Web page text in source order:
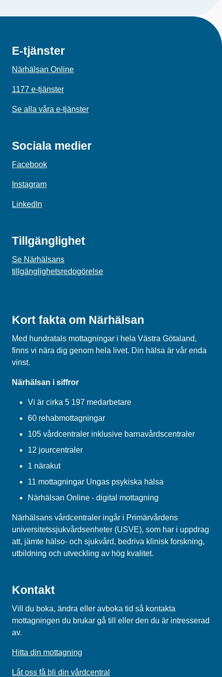
E-tjänster
Närhälsan Online
1177 e-tjänster
Se alla våra e-tjänster
Sociala medier
Facebook
Instagram
LinkedIn
Tillgänglighet
Se Närhälsans
tillgänglighetsredogörelse
Kort fakta om Närhälsan
Med hundratals mottagningar i hela Västra Götaland,
finns vi nära dig genom hela livet. Din hälsa är vår enda
vinst.
Närhälsan i siffror
Vi är cirka 5 197 medarbetare
60 rehabmottagningar
105 vårdcentraler inklusive barnavårdscentraler
12 jourcentraler
1 närakut
11 mottagningar Ungas psykiska hälsa
Närhälsan Online - digital mottagning
Närhälsans vårdcentraler ingår i Primärvårdens
universitetssjukvårdsenheter (USVE), som har i uppdrag
att, jämte hälso- och sjukvård, bedriva klinisk forskning,
utbildning och utveckling av hög kvalitet.
Kontakt
Vill du boka, ändra eller avboka tid så kontakta
mottagningen du brukar gå till eller den du är intresserad
av.
Hitta din mottagning
Låt oss få bli din vårdcentral